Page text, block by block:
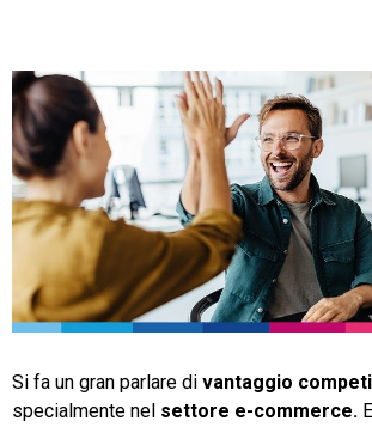
Financial Solutions
HR
Trust Services
TeamSystem Corporate
TeamSystem Store
Si fa un gran parlare di vantaggio
specialmente nel settore e-commerce.